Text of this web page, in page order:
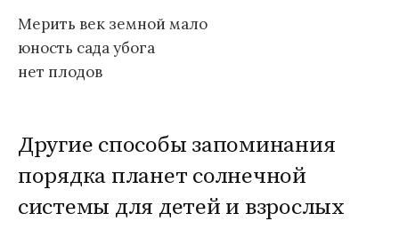
Мерить век земной мало
юность сада убога
нет плодов
Другие способы запоминания
порядка планет солнечной
системы для детей и взрослых